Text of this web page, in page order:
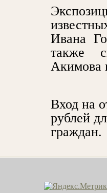
Ивана
также
Акимова
Вход на
рублей
граждан.